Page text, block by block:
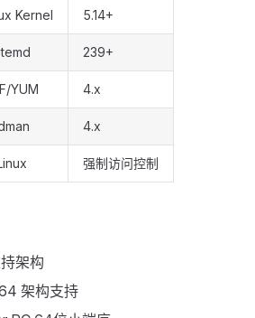
Kernel 5.14+
239+
YUM 4.x
4.x
强制访问控制
架构
架构支持